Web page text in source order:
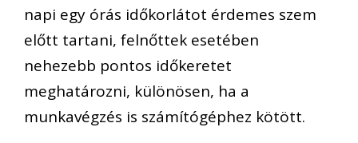
napi egy órás időkorlátot érdemes szem
előtt tartani, felnőttek esetében
nehezebb pontos időkeretet
meghatározni, különösen, ha a
munkavégzés is számítógéphez kötött.